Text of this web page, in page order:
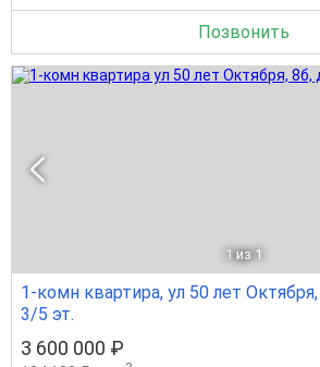
Позвонить
1 из 1
1-комн квартира, ул 50 лет
3/5 эт.
3 600 000 ₽